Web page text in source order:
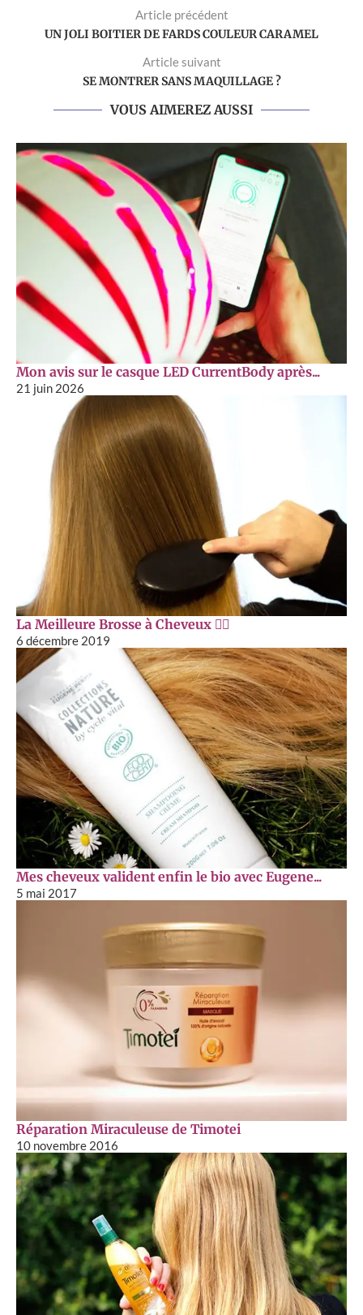
Article précédent
UN JOLI BOITIER DE FARDS COULEUR CARAMEL
Article suivant
SE MONTRER SANS MAQUILLAGE ?
VOUS AIMEREZ AUSSI
Mon avis sur le casque LED CurrentBody après...
21 juin 2026
La Meilleure Brosse à Cheveux 💁‍♀️
6 décembre 2019
Mes cheveux valident enfin le bio avec Eugene...
5 mai 2017
Réparation Miraculeuse de Timotei
10 novembre 2016